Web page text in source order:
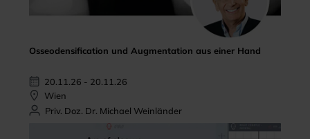
Osseodensification und Augmentation aus einer Hand
20.11.26 - 20.11.26
Wien
Priv. Doz. Dr. Michael Weinländer